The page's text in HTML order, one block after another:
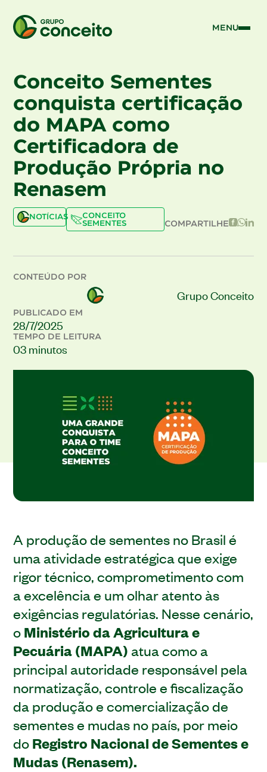
MENU
Conceito Sementes
conquista certificação
do MAPA como
Certificadora de
Produção Própria no
Renasem
NOTÍCIAS
CONCEITO
SEMENTES
COMPARTILHE
CONTEÚDO POR
Grupo Conceito
PUBLICADO EM
28/7/2025
TEMPO DE LEITURA
03 minutos
A produção de sementes no Brasil é
uma atividade estratégica que exige
rigor técnico, comprometimento com
a excelência e um olhar atento às
exigências regulatórias. Nesse cenário,
o Ministério da Agricultura e
Pecuária (MAPA) atua como a
principal autoridade responsável pela
normatização, controle e fiscalização
da produção e comercialização de
sementes e mudas no país, por meio
do Registro Nacional de Sementes e
Mudas (Renasem).